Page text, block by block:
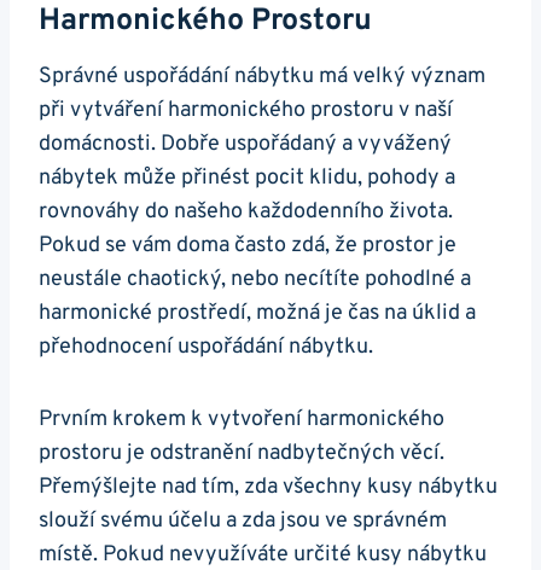
Harmonického Prostoru
Správné uspořádání nábytku má velký význam
při vytváření harmonického prostoru v naší
domácnosti. Dobře uspořádaný a vyvážený
nábytek může přinést pocit klidu, pohody a
rovnováhy do našeho každodenního života.
Pokud se vám doma často zdá, že prostor je
neustále chaotický, nebo necítíte pohodlné a
harmonické prostředí, možná je čas na úklid a
přehodnocení uspořádání nábytku.
Prvním krokem k vytvoření harmonického
prostoru je odstranění nadbytečných věcí.
Přemýšlejte nad tím, zda všechny kusy nábytku
slouží svému účelu a zda jsou ve správném
místě. Pokud nevyužíváte určité kusy nábytku